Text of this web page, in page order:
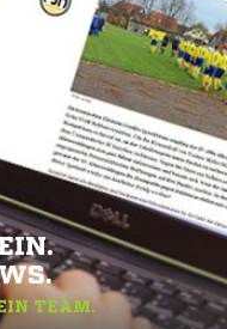
TEAM.